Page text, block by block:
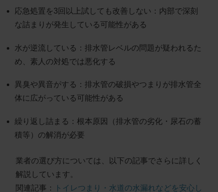
応急処置を3回以上試しても改善しない ：内部で深刻
な詰まりが発生している可能性がある
水が逆流している ：排水管レベルの問題が疑われるた
め、素人の対処では悪化する
異臭や異音がする ：排水管の破損やつまりが排水管全
体に広がっている可能性がある
繰り返し詰まる ：根本原因（排水管の劣化・尿石の蓄
積等）の解消が必要
業者の選び方については、以下の記事でさらに詳しく
解説しています。
関連記事：
トイレつまり・水道の水漏れなどを安心し